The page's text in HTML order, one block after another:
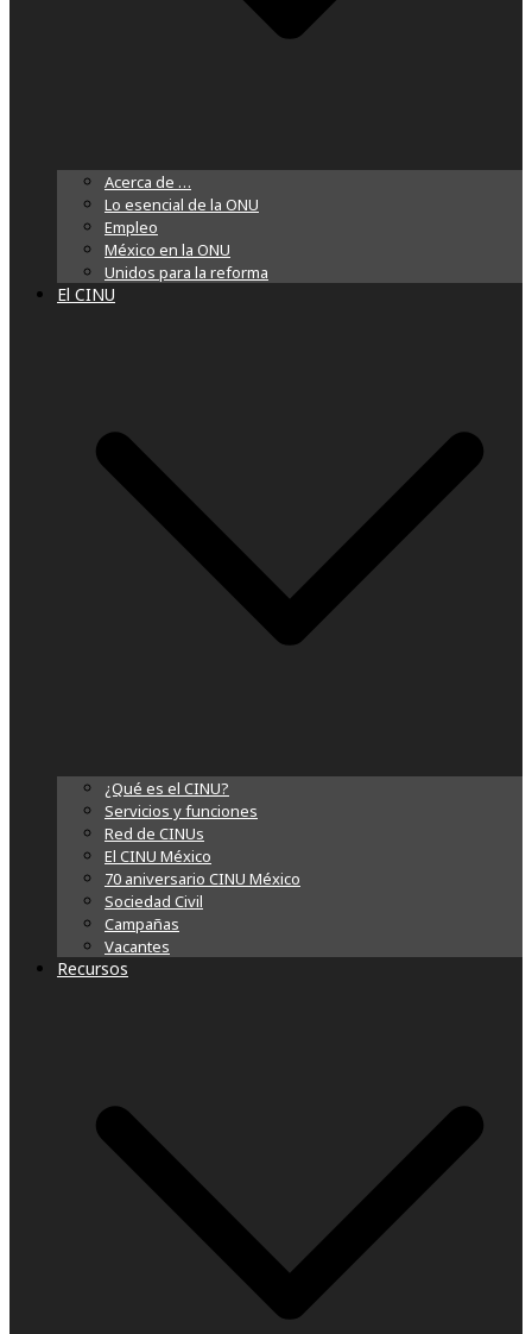
Acerca de …
Lo esencial de la ONU
Empleo
México en la ONU
Unidos para la reforma
El CINU
¿Qué es el CINU?
Servicios y funciones
Red de CINUs
El CINU México
70 aniversario CINU México
Sociedad Civil
Campañas
Vacantes
Recursos